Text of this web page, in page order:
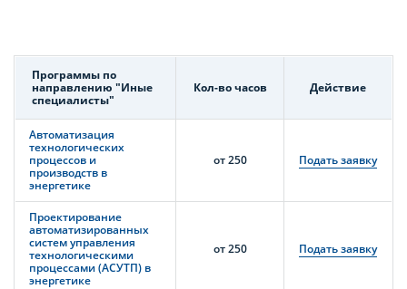
Программы по
направлению "Иные
специалисты"
Кол-во часов Действие
Автоматизация
технологических
процессов и
производств в
энергетике
от 250 Подать заявку
Проектирование
автоматизированных
систем управления
технологическими
процессами (АСУТП) в
энергетике
от 250 Подать заявку